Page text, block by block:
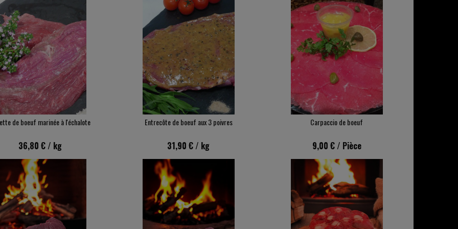
de boeuf marinée à l'échalote
36,80 € / kg
Entrecôte de boeuf aux 3 poivres
31,90 € / kg
Carpaccio de boeuf
9,00 €/ Pièce